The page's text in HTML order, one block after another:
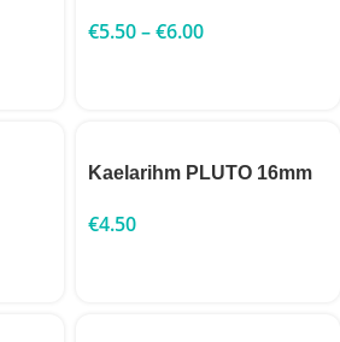
€5.50–€6.00
Kaelarihm PLUTO 16mm
€4.50